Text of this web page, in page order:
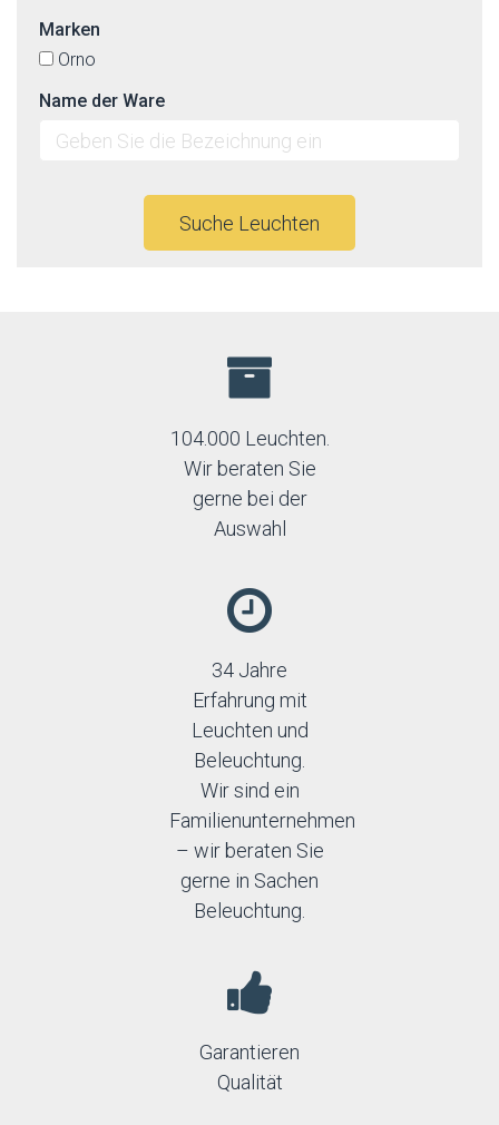
Marken
Orno
Name der Ware
Suche Leuchten
104.000 Leuchten.
Wir beraten Sie
gerne bei der
Auswahl
34 Jahre
Erfahrung mit
Leuchten und
Beleuchtung.
Wir sind ein
Familienunternehmen
– wir beraten Sie
gerne in Sachen
Beleuchtung.
Garantieren
Qualität